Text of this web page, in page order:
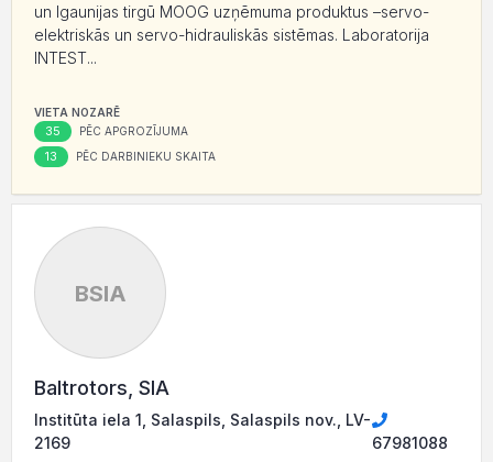
un Igaunijas tirgū MOOG uzņēmuma produktus –servo-
elektriskās un servo-hidrauliskās sistēmas. Laboratorija
INTEST...
VIETA NOZARĒ
35 PĒC APGROZĪJUMA
13 PĒC DARBINIEKU SKAITA
BSIA
Baltrotors, SIA
Institūta iela 1, Salaspils, Salaspils nov., LV-
2169
67981088